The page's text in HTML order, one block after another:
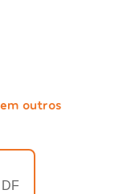
outros